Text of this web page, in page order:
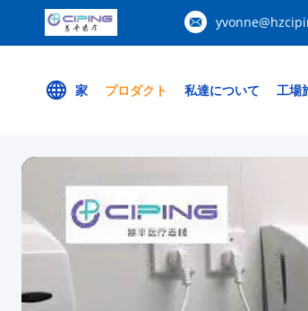
家 プロダクト 私達について 工場